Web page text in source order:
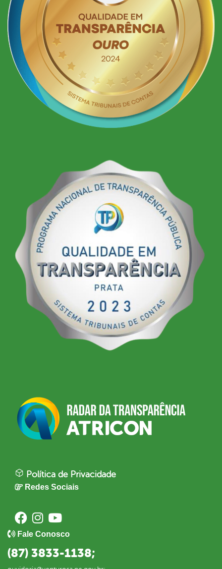
Política de Privacidade
Redes Sociais
Fale Conosco
(87) 3833-1138;